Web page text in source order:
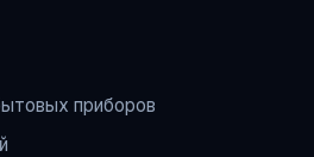
приборов